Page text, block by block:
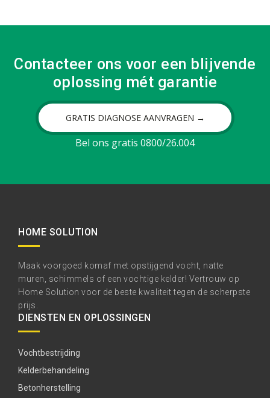
Contacteer ons voor een blijvende
oplossing mét garantie
GRATIS DIAGNOSE AANVRAGEN →
Bel ons gratis 0800/26.004
HOME SOLUTION
Maak voorgoed komaf met opstijgend vocht, natte
muren, schimmels of een vochtige kelder! Vertrouw op
Home Solution voor de beste kwaliteit tegen de scherpste
prijs.
DIENSTEN EN OPLOSSINGEN
Vochtbestrijding
Kelderbehandeling
Betonherstelling